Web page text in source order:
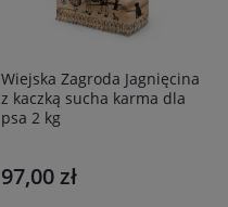
Wiejska Zagroda Jagnięcina
z kaczką sucha karma dla
psa 2 kg
97,00 zł